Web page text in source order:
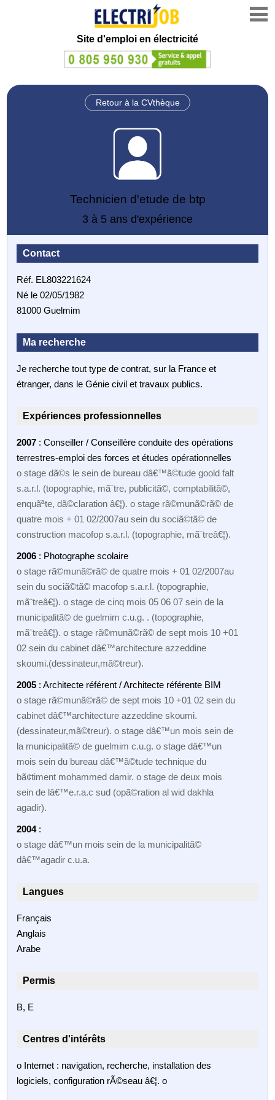
Site d'emploi en électricité
Retour à la CVthèque
Technicien d'etude de btp
3 à 5 ans d'expérience
Contact
Réf. EL803221624
Né le 02/05/1982
81000 Guelmim
Ma recherche
Je recherche tout type de contrat, sur la France et
étranger, dans le Génie civil et travaux publics.
Expériences professionnelles
2007 : Conseiller / Conseillère conduite des opérations
terrestres-emploi des forces et études opérationnelles
o stage dã©s le sein de bureau dâ€™ã©tude goold falt
s.a.r.l. (topographie, mã¨tre, publicitã©, comptabilitã©,
enquãªte, dã©claration â€¦). o stage rã©munã©rã© de
quatre mois + 01 02/2007au sein du sociã©tã© de
construction macofop s.a.r.l. (topographie, mã¨treâ€¦).
2006 : Photographe scolaire
o stage rã©munã©rã© de quatre mois + 01 02/2007au
sein du sociã©tã© macofop s.a.r.l. (topographie,
mã¨treâ€¦). o stage de cinq mois 05 06 07 sein de la
municipalitã© de guelmim c.u.g. . (topographie,
mã¨treâ€¦). o stage rã©munã©rã© de sept mois 10 +01
02 sein du cabinet dâ€™architecture azzeddine
skoumi.(dessinateur,mã©treur).
2005 : Architecte référent / Architecte référente BIM
o stage rã©munã©rã© de sept mois 10 +01 02 sein du
cabinet dâ€™architecture azzeddine skoumi.
(dessinateur,mã©treur). o stage dâ€™un mois sein de
la municipalitã© de guelmim c.u.g. o stage dâ€™un
mois sein du bureau dâ€™ã©tude technique du
bã¢timent mohammed damir. o stage de deux mois
sein de lâ€™e.r.a.c sud (opã©ration al wid dakhla
agadir).
2004:
o stage dâ€™un mois sein de la municipalitã©
dâ€™agadir c.u.a.
Langues
Français
Anglais
Arabe
Permis
B, E
Centres d'intérêts
o Internet : navigation, recherche, installation des
logiciels, configuration rÃ©seau â€¦. o